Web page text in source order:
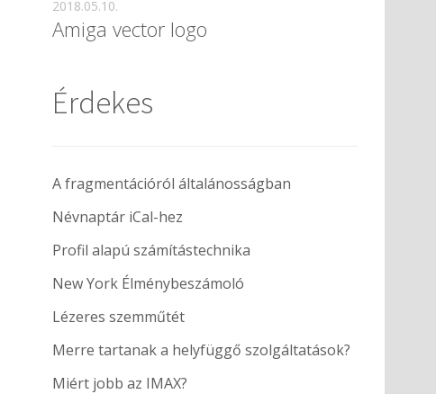
Amiga vector logo
2018.05.10.
Érdekes
A fragmentációról általánosságban
Névnaptár iCal-hez
Profil alapú számítástechnika
New York Élménybeszámoló
Lézeres szemműtét
Merre tartanak a helyfüggő szolgáltatások?
Miért jobb az IMAX?